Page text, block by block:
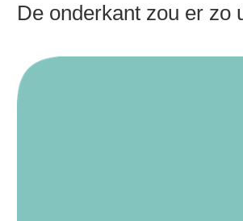
De onderkant zou er zo